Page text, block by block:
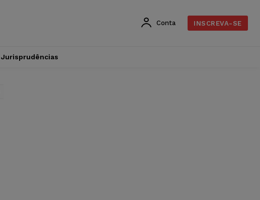
Conta INSCREVA-SE
Jurisprudências